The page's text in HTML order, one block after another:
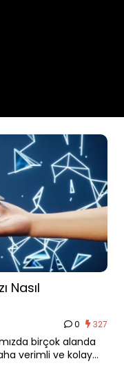
Nasıl
0 327
birçok alanda
verimli ve kolay